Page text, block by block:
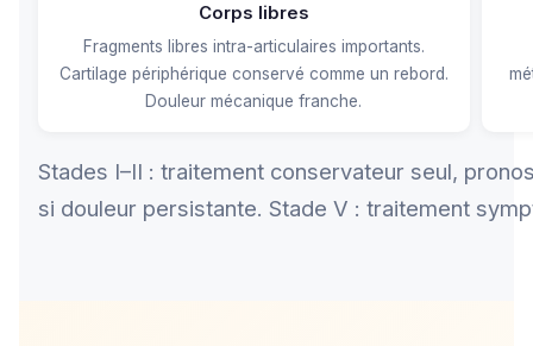
Corps libres
Fragments libres intra-articulaires importants.
Cartilage périphérique conservé comme un rebord.
Douleur mécanique franche.
Stades I–II : traitement conservateur seul,
si douleur persistante. Stade V : traitement